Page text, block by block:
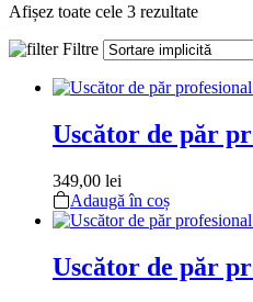
Afișez toate cele 3 rezultate
Filtre
Uscător de păr
349,00 lei
Adaugă în coș
Uscător de păr